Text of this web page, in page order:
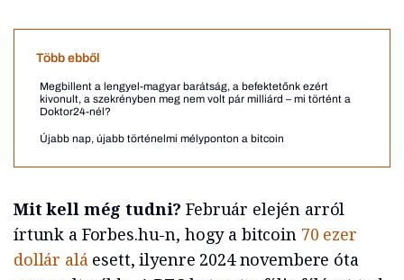
Több ebből
Megbillent a lengyel-magyar barátság, a befektetőnk ezért
kivonult, a szekrényben meg nem volt pár milliárd – mi történt a
Doktor24-nél?
Újabb nap, újabb történelmi mélyponton a bitcoin
Mit kell még tudni? Február elején arról
írtunk a Forbes.hu-n, hogy a bitcoin 70 ezer
dollár aláesett, ilyenre 2024 novembere óta